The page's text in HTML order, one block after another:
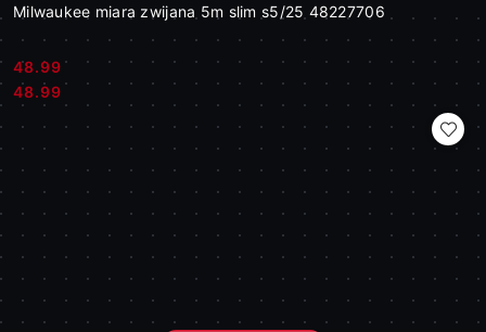
Milwaukee miara zwijana 5m slim s5/25 48227706
Cena:
48.99
Cena:
48.99